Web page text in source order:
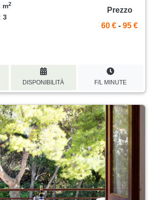
m2
3
Prezzo
60 € - 95 €
DISPONIBILITÀ F/L MINUTE